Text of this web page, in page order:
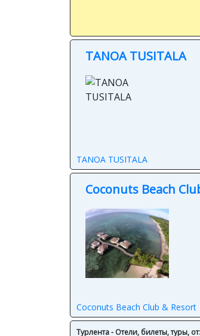
TANOA TUSITALA
TANOA TUSITALA
Coconuts Beach
Coconuts Beach Club & Resort
Турлента - Отели, билеты, туры,